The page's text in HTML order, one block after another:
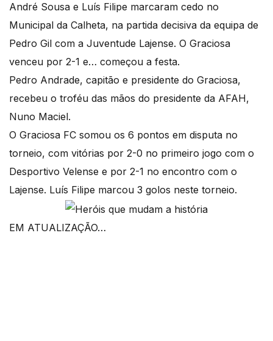
André Sousa e Luís Filipe marcaram cedo no
Municipal da Calheta, na partida decisiva da equipa de
Pedro Gil com a Juventude Lajense. O Graciosa
venceu por 2-1 e… começou a festa.
Pedro Andrade, capitão e presidente do Graciosa,
recebeu o troféu das mãos do presidente da AFAH,
Nuno Maciel.
O Graciosa FC somou os 6 pontos em disputa no
torneio, com vitórias por 2-0 no primeiro jogo com o
Desportivo Velense e por 2-1 no encontro com o
Lajense. Luís Filipe marcou 3 golos neste torneio.
EM ATUALIZAÇÃO…